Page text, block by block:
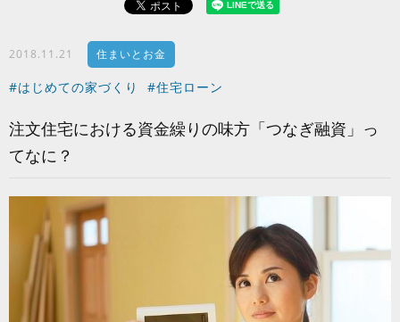
2018.11.21 住まいとお金
#はじめての家づくり #住宅ローン
注文住宅における資金繰りの味方「つなぎ融資」っ
てなに？